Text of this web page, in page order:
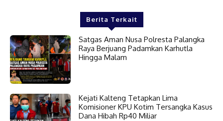
Berita Terkait
Satgas Aman Nusa Polresta Palangka
Raya Berjuang Padamkan Karhutla
Hingga Malam
Kejati Kalteng Tetapkan Lima
Komisioner KPU Kotim Tersangka Kasus
Dana Hibah Rp40 Miliar